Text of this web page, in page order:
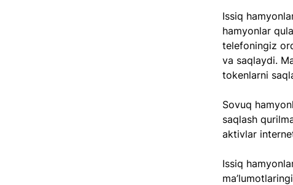
Issiq
hamyonlar
telefoningiz
va saqlaydi.
tokenlarni
Sovuq
saqlash
aktivlar
Issiq